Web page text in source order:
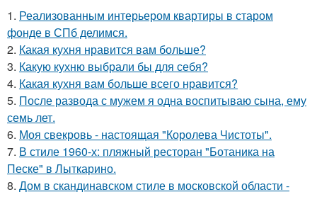
1. Реализованным интерьером квартиры в старом
фонде в СПб делимся.
2. Какая кухня нравится вам больше?
3. Какую кухню выбрали бы для себя?
4. Какая кухня вам больше всего нравится?
5. После развода с мужем я одна воспитываю сына, ему
семь лет.
6. Моя свекровь - настоящая "Королева Чистоты".
7. В стиле 1960-х: пляжный ресторан "Ботаника на
Песке" в Лыткарино.
8. Дом в скандинавском стиле в московской области -